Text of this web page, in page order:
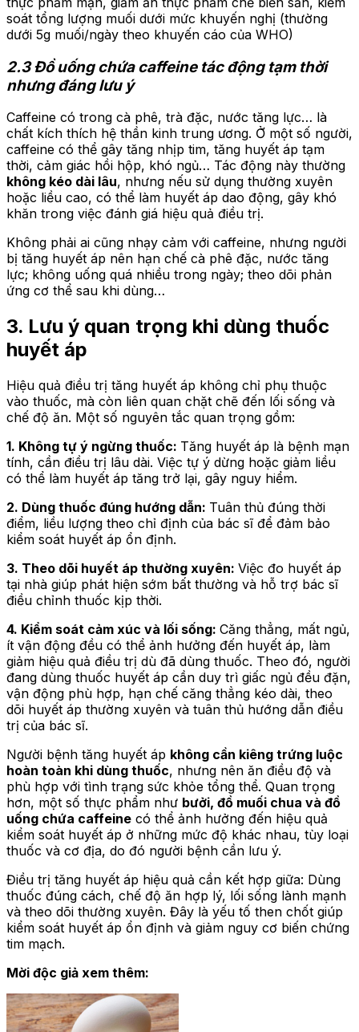
soát tổng lượng muối dưới mức khuyến nghị (thường
dưới 5g muối/ngày theo khuyến cáo của WHO)
2.3 Đồ uống chứa caffeine tác động tạm thời
nhưng đáng lưu ý
Caffeine có trong cà phê, trà đặc, nước tăng lực… là
chất kích thích hệ thần kinh trung ương. Ở một số người,
caffeine có thể gây tăng nhịp tim, tăng huyết áp tạm
thời, cảm giác hồi hộp, khó ngủ… Tác động này thường
không kéo dài lâu, nhưng nếu sử dụng thường xuyên
hoặc liều cao, có thể làm huyết áp dao động, gây khó
khăn trong việc đánh giá hiệu quả điều trị.
Không phải ai cũng nhạy cảm với caffeine, nhưng người
bị tăng huyết áp nên hạn chế cà phê đặc, nước tăng
lực; không uống quá nhiều trong ngày; theo dõi phản
ứng cơ thể sau khi dùng…
3. Lưu ý quan trọng khi dùng thuốc
huyết áp
Hiệu quả điều trị tăng huyết áp không chỉ phụ thuộc
vào thuốc, mà còn liên quan chặt chẽ đến lối sống và
chế độ ăn. Một số nguyên tắc quan trọng gồm:
1. Không tự ý ngừng thuốc: Tăng huyết áp là bệnh mạn
tính, cần điều trị lâu dài. Việc tự ý dừng hoặc giảm liều
có thể làm huyết áp tăng trở lại, gây nguy hiểm.
2. Dùng thuốc đúng hướng dẫn: Tuân thủ đúng thời
điểm, liều lượng theo chỉ định của bác sĩ để đảm bảo
kiểm soát huyết áp ổn định.
3. Theo dõi huyết áp thường xuyên: Việc đo huyết áp
tại nhà giúp phát hiện sớm bất thường và hỗ trợ bác sĩ
điều chỉnh thuốc kịp thời.
4. Kiểm soát cảm xúc và lối sống: Căng thẳng, mất ngủ,
ít vận động đều có thể ảnh hưởng đến huyết áp, làm
giảm hiệu quả điều trị dù đã dùng thuốc. Theo đó, người
đang dùng thuốc huyết áp cần duy trì giấc ngủ đều đặn,
vận động phù hợp, hạn chế căng thẳng kéo dài, theo
dõi huyết áp thường xuyên và tuân thủ hướng dẫn điều
trị của bác sĩ.
Người bệnh tăng huyết áp không cần kiêng trứng luộc
hoàn toàn khi dùng thuốc, nhưng nên ăn điều độ và
phù hợp với tình trạng sức khỏe tổng thể. Quan trọng
hơn, một số thực phẩm như bưởi, đồ muối chua và đồ
uống chứa caffeine có thể ảnh hưởng đến hiệu quả
kiểm soát huyết áp ở những mức độ khác nhau, tùy loại
thuốc và cơ địa, do đó người bệnh cần lưu ý.
Điều trị tăng huyết áp hiệu quả cần kết hợp giữa: Dùng
thuốc đúng cách, chế độ ăn hợp lý, lối sống lành mạnh
và theo dõi thường xuyên. Đây là yếu tố then chốt giúp
kiểm soát huyết áp ổn định và giảm nguy cơ biến chứng
tim mạch.
Mời độc giả xem thêm: